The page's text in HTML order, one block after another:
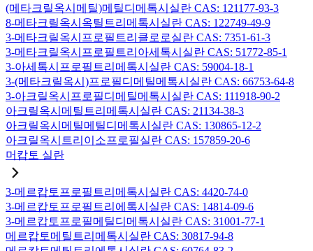
(메타크릴옥시메틸)메틸디메톡시실란 CAS: 121177-93-3
8-메타크릴옥시옥틸트리메톡시실란 CAS: 122749-49-9
3-메타크릴옥시프로필트리클로로실란 CAS: 7351-61-3
3-메타크릴옥시프로필트리아세톡시실란 CAS: 51772-85-1
3-아세톡시프로필트리메톡시실란 CAS: 59004-18-1
3-(메타크릴옥시)프로필디메틸메톡시실란 CAS: 66753-64-8
3-아크릴옥시프로필디메틸메톡시실란 CAS: 111918-90-2
아크릴옥시메틸트리메톡시실란 CAS: 21134-38-3
아크릴옥시메틸메틸디메톡시실란 CAS: 130865-12-2
아크릴옥시트리이소프로필실란 CAS: 157859-20-6
머캅토 실란
3-메르캅토프로필트리메톡시실란 CAS: 4420-74-0
3-메르캅토프로필트리에톡시실란 CAS: 14814-09-6
3-메르캅토프로필메틸디메톡시실란 CAS: 31001-77-1
메르캅토메틸트리메톡시실란 CAS: 30817-94-8